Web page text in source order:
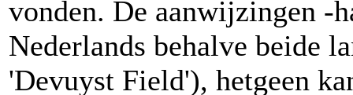
vonden. De aanwijzingen -
Nederlands behalve beide
'Devuyst Field'), hetgeen